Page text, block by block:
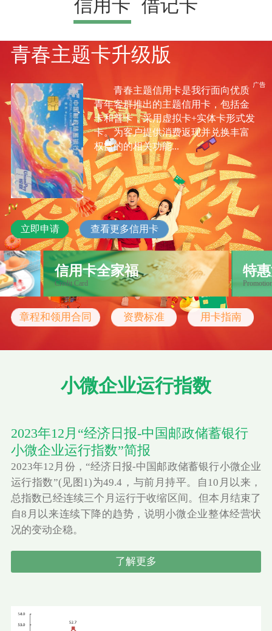
信用卡 借记卡
青春主题卡升级版
青春主题信用卡是我行面向优质
青年客群推出的主题信用卡，包括金
卡和普卡，采用虚拟卡+实体卡形式发
卡。为客户提供消费返现并兑换丰富
权益的的相关功能...
立即申请 查看更多信用卡
信用卡全家福
Credit Card
特
章程和领用合同 资费标准 用卡指南
小微企业运行指数
2023年12月“经济日报-中国邮政储蓄银行
小微企业运行指数”简报
2023年12月份，“经济日报-中国邮政储蓄银行小微企业
运行指数”(见图1)为49.4，与前月持平。自10月以来，
总指数已经连续三个月运行于收缩区间。但本月结束了
自8月以来连续下降的趋势，说明小微企业整体经营状
况的变动企稳。
了解更多